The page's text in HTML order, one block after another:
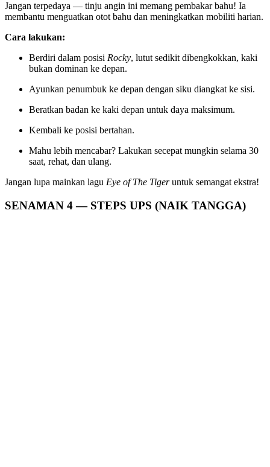
Jangan terpedaya — tinju angin ini memang pembakar bahu! Ia
membantu menguatkan otot bahu dan meningkatkan mobiliti harian.
Cara lakukan:
Berdiri dalam posisi Rocky, lutut sedikit dibengkokkan, kaki
bukan dominan ke depan.
Ayunkan penumbuk ke depan dengan siku diangkat ke sisi.
Beratkan badan ke kaki depan untuk daya maksimum.
Kembali ke posisi bertahan.
Mahu lebih mencabar? Lakukan secepat mungkin selama 30
saat, rehat, dan ulang.
Jangan lupa mainkan lagu Eye of The Tigeruntuk semangat ekstra!
SENAMAN 4 — STEPS UPS (NAIK TANGGA)